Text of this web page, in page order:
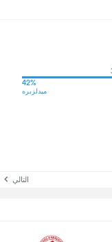
42%
ميدلزبره
التالي